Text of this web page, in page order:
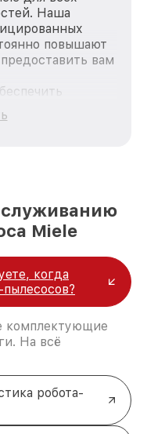
Наша
повышают
вам
для
Miele, вне
в городе
уровень
клиентов.
Miele
когда
комплектующие
На всё
робота-